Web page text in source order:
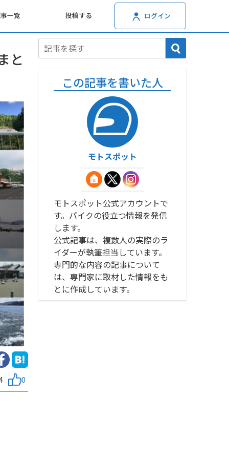
一覧 投稿する ログイン
と
0
この記事を書いた人
モトスポット
モトスポット公式アカウントで
す。バイクの役立つ情報を発信
します。
公式記事は、複数人の実際のラ
イダーが執筆担当しています。
専門的な内容の記事について
は、専門家に取材した情報をも
とに作成しています。